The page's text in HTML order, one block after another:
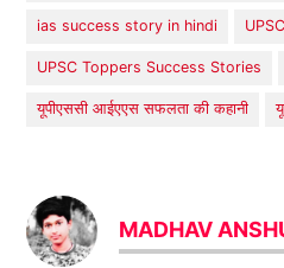
ias success story in hindi UPSC
UPSC Toppers Success Stories
​यूपीएससी आईएएस सफलता की कहानी
MADHAV